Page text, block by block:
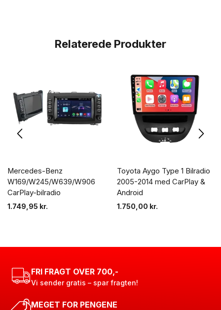
Relaterede Produkter
Mercedes-Benz
W169/W245/W639/W906
CarPlay-bilradio
1.749,95 kr.
Toyota Aygo Type 1 Bilradio
2005-2014 med CarPlay &
Android
1.750,00 kr.
FRI FRAGT OVER 700,-
Vi sender gratis – spar fragten!
MEGET FOR PENGENE